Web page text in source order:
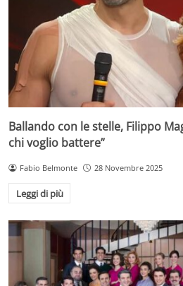
Ballando con le stelle, Filippo
chi voglio battere”
Fabio Belmonte 28 Novembre 2025
Leggi di più